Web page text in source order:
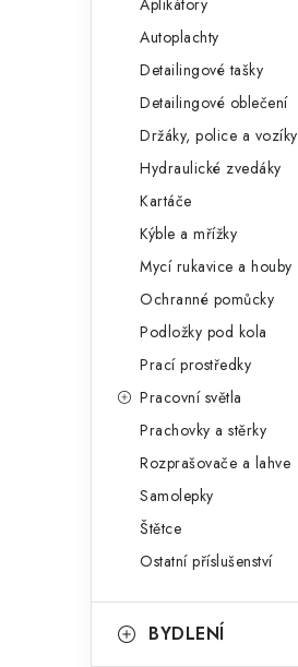
Aplikátory
Autoplachty
Detailingové tašky
Detailingové oblečení
Držáky, police a vozíky
Hydraulické zvedáky
Kartáče
Kýble a mřížky
Mycí rukavice a houby
Ochranné pomůcky
Podložky pod kola
Prací prostředky
Pracovní světla
Prachovky a stěrky
Rozprašovače a lahve
Samolepky
Štětce
Ostatní příslušenství
BYDLENÍ